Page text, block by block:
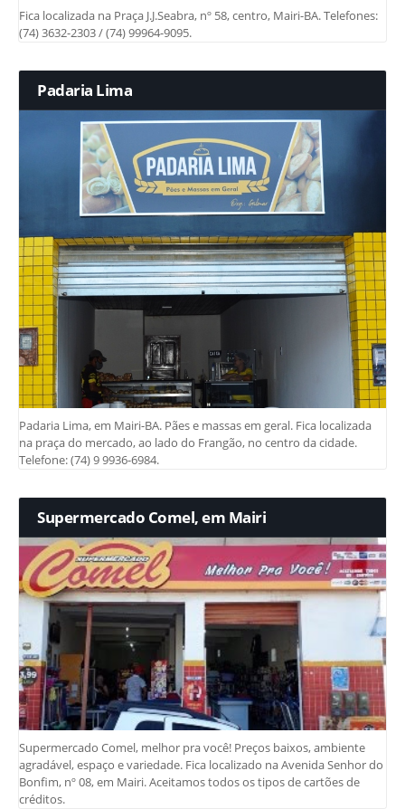
Fica localizada na Praça J.J.Seabra, nº 58, centro, Mairi-BA. Telefones:
(74) 3632-2303 / (74) 99964-9095.
Padaria Lima
Padaria Lima, em Mairi-BA. Pães e massas em geral. Fica localizada
na praça do mercado, ao lado do Frangão, no centro da cidade.
Telefone: (74) 9 9936-6984.
Supermercado Comel, em Mairi
Supermercado Comel, melhor pra você! Preços baixos, ambiente
agradável, espaço e variedade. Fica localizado na Avenida Senhor do
Bonfim, nº 08, em Mairi. Aceitamos todos os tipos de cartões de
créditos.